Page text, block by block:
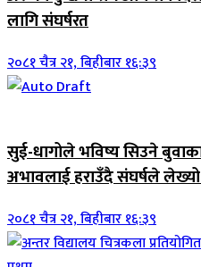
लागि संघर्षरत
२०८१ चैत्र २१, बिहीबार १६:३९
सुई-धागोले भविष्य सिउने
अभावलाई हराउँदै संघर्षले
२०८१ चैत्र २१, बिहीबार १६:३९